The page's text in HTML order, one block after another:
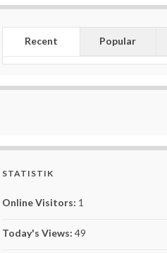
Recent Popular
STATISTIK
Online Visitors: 1
Today's Views:49